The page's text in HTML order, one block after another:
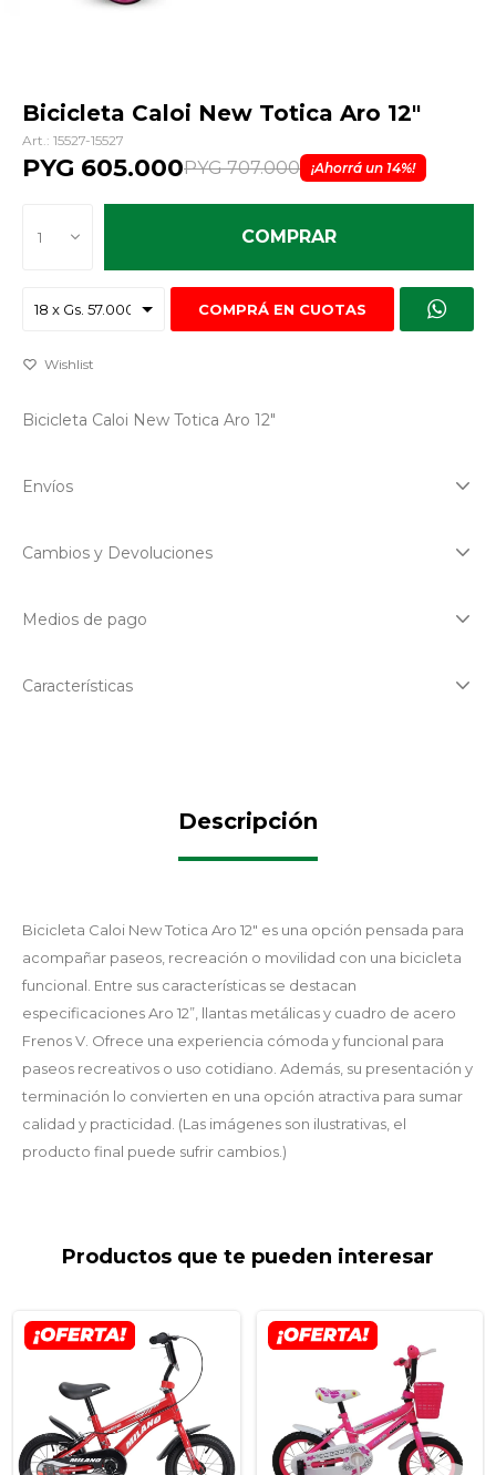
Bicicleta Caloi New Totica Aro 12"
15527-15527
PYG 605.000PYG 707.000 14
1 COMPRAR
COMPRÁ EN CUOTAS
Bicicleta Caloi New Totica Aro 12"
Envíos
Cambios y Devoluciones
Medios de pago
Características
Descripción
Bicicleta Caloi New Totica Aro 12" es una opción pensada para
acompañar paseos, recreación o movilidad con una bicicleta
funcional. Entre sus características se destacan
especificaciones Aro 12”, llantas metálicas y cuadro de acero
Frenos V. Ofrece una experiencia cómoda y funcional para
paseos recreativos o uso cotidiano. Además, su presentación y
terminación lo convierten en una opción atractiva para sumar
calidad y practicidad. (Las imágenes son ilustrativas, el
producto final puede sufrir cambios.)
Productos que te pueden interesar